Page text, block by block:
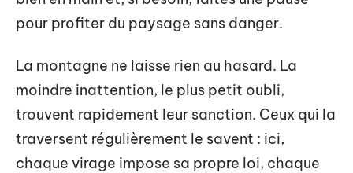
pour profiter du paysage sans danger.
La montagne ne laisse rien au hasard. La
moindre inattention, le plus petit oubli,
trouvent rapidement leur sanction. Ceux qui la
traversent régulièrement le savent : ici,
chaque virage impose sa propre loi, chaque